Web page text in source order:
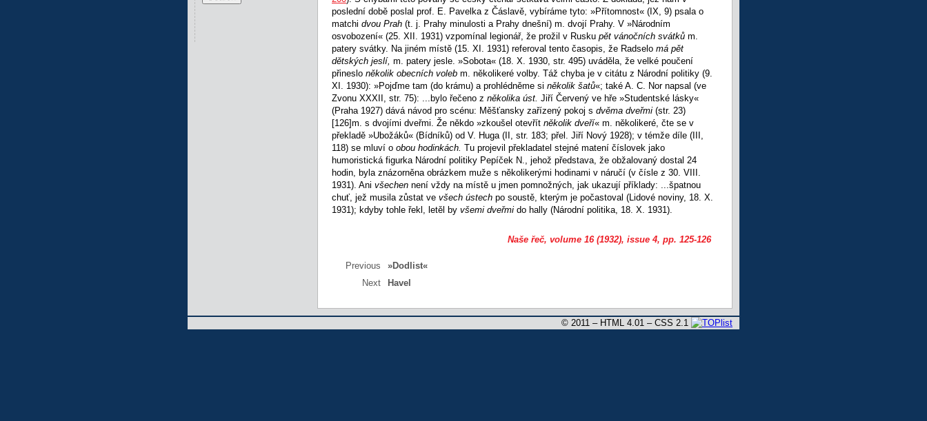
poslední době poslal prof. E. Pavelka z Čáslavě, vybíráme tyto: »Přítomnost« (IX, 9) psala o
matchi dvou Prah (t. j. Prahy minulosti a Prahy dnešní) m. dvojí Prahy. V »Národním
osvobození« (25. XII. 1931) vzpomínal legionář, že prožil v Rusku pět vánočních svátků m.
patery svátky. Na jiném místě (15. XI. 1931) referoval tento časopis, že Radselo má pět
dětských jeslí, m. patery jesle. »Sobota« (18. X. 1930, str. 495) uváděla, že velké poučení
přineslo několik obecních voleb m. několikeré volby. Táž chyba je v citátu z Národní politiky (9.
XI. 1930): »Pojďme tam (do krámu) a prohlédněme si několik šatů«; také A. C. Nor napsal (ve
Zvonu XXXII, str. 75): ...bylo řečeno z několika úst. Jiří Červený ve hře »Studentské lásky«
(Praha 1927) dává návod pro scénu: Měšťansky zařízený pokoj s dvěma dveřmi (str. 23)
[126]m. s dvojími dveřmi. Že někdo »zkoušel otevřít několik dveří« m. několikeré, čte se v
překladě »Ubožáků« (Bídníků) od V. Huga (II, str. 183; přel. Jiří Nový 1928); v témže díle (III,
118) se mluví o obou hodinkách. Tu projevil překladatel stejné matení číslovek jako
humoristická figurka Národní politiky Pepíček N., jehož představa, že obžalovaný dostal 24
hodin, byla znázorněna obrázkem muže s několikerými hodinami v náručí (v čísle z 30. VIII.
1931). Ani všechen není vždy na místě u jmen pomnožných, jak ukazují příklady: ...špatnou
chuť, jež musila zůstat ve všech ústech po soustě, kterým je počastoval (Lidové noviny, 18. X.
1931); kdyby tohle řekl, letěl by všemi dveřmi do hally (Národní politika, 18. X. 1931).
Naše řeč, volume 16 (1932), issue 4, pp. 125-126
Previous
»Dodlist«
Next
Havel
© 2011 – HTML 4.01 – CSS 2.1